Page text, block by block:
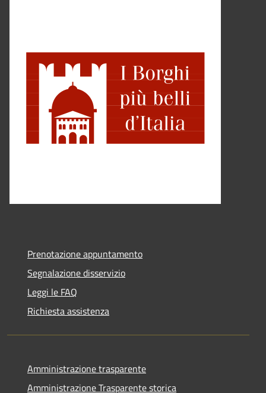
Prenotazione appuntamento
Segnalazione disservizio
Leggi le FAQ
Richiesta assistenza
Amministrazione trasparente
Amministrazione Trasparente storica